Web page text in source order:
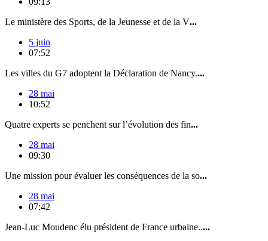
Le ministère des Sports, de la Jeunesse et de la V...
5 juin
07:52
Les villes du G7 adoptent la Déclaration de Nancy....
28 mai
10:52
Quatre experts se penchent sur l’évolution des fin...
28 mai
09:30
Une mission pour évaluer les conséquences de la so...
28 mai
07:42
Jean-Luc Moudenc élu président de France urbaine.....